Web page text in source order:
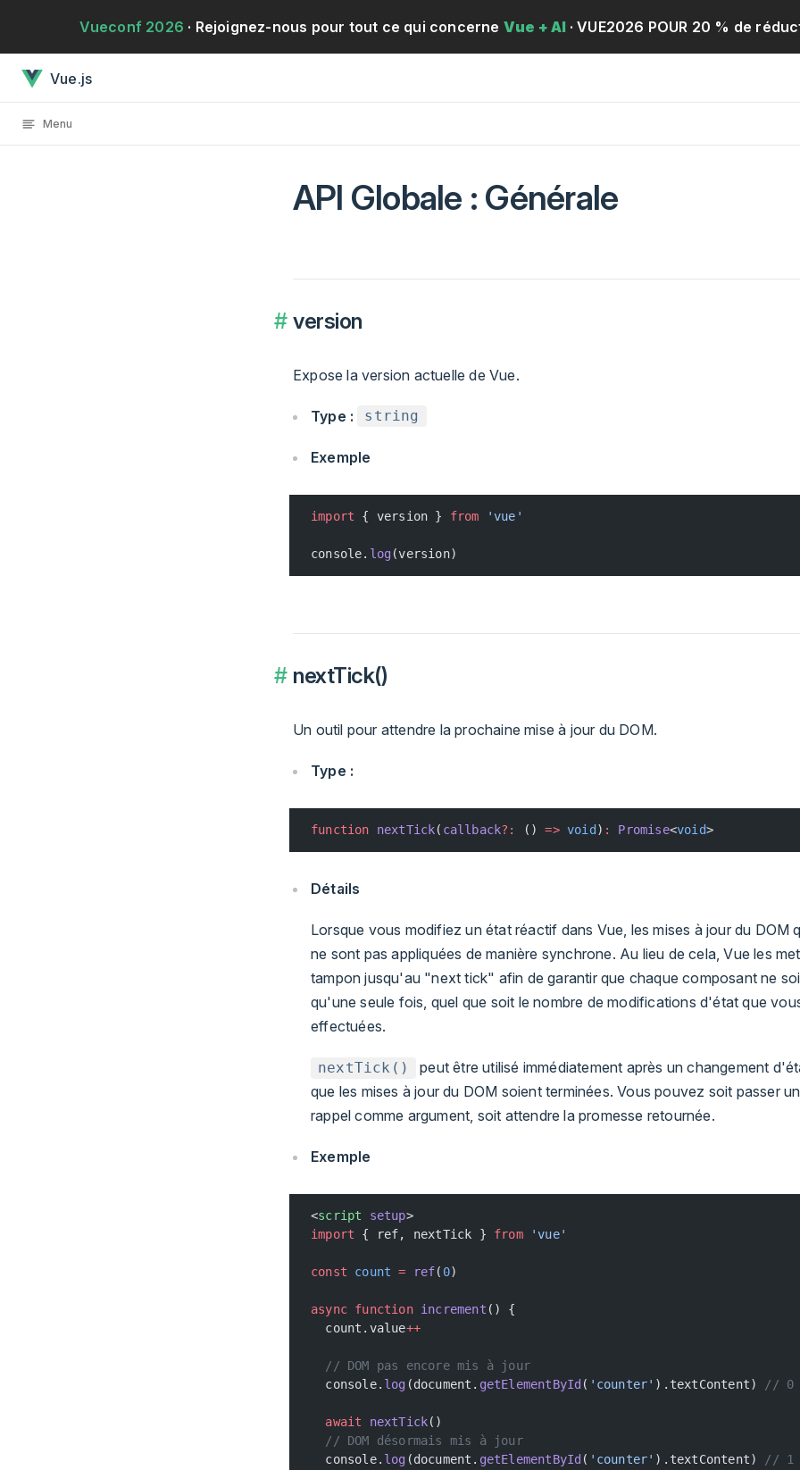
Passer au contenu
Vueconf 2026 · Rejoignez-nous pour tout ce qui concerne Vue + AI · VUE2026 POUR 20 % de
Vue.js
Menu
API Globale : Générale
version
Expose la version actuelle de Vue.
Type : string
Exemple
import { version } from 'vue'
console. log(version)
nextTick()
Un outil pour attendre la prochaine mise à jour du DOM.
Type :
function nextTick( callback?: () => void ) : Promise<void>
Détails
Lorsque vous modifiez un état réactif dans Vue, les mises à jour du DOM
ne sont pas appliquées de manière synchrone. Au lieu de cela, Vue les
tampon jusqu'au "next tick" afin de garantir que chaque composant ne
qu'une seule fois, quel que soit le nombre de modifications d'état que
effectuées.
nextTick()
peut être utilisé immédiatement après un changement
que les mises à jour du DOM soient terminées. Vous pouvez soit passer
rappel comme argument, soit attendre la promesse retournée.
Exemple
<script setup>
import { ref, nextTick } from 'vue'
const count = ref( 0)
async function increment () {
  count.value
++
  // DOM pas encore mis à jour
  console.
log (document. getElementById ( 'counter' ).textContent) // 0
  await
nextTick()
  // DOM désormais mis à jour
  console.
log (document. getElementById ( 'counter' ).textContent) // 1